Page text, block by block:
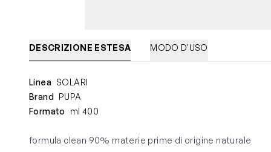
DESCRIZIONE ESTESA MODO D'USO
Linea SOLARI
Brand PUPA
Formato
ml 400
formula clean 90% materie prime di origine naturale